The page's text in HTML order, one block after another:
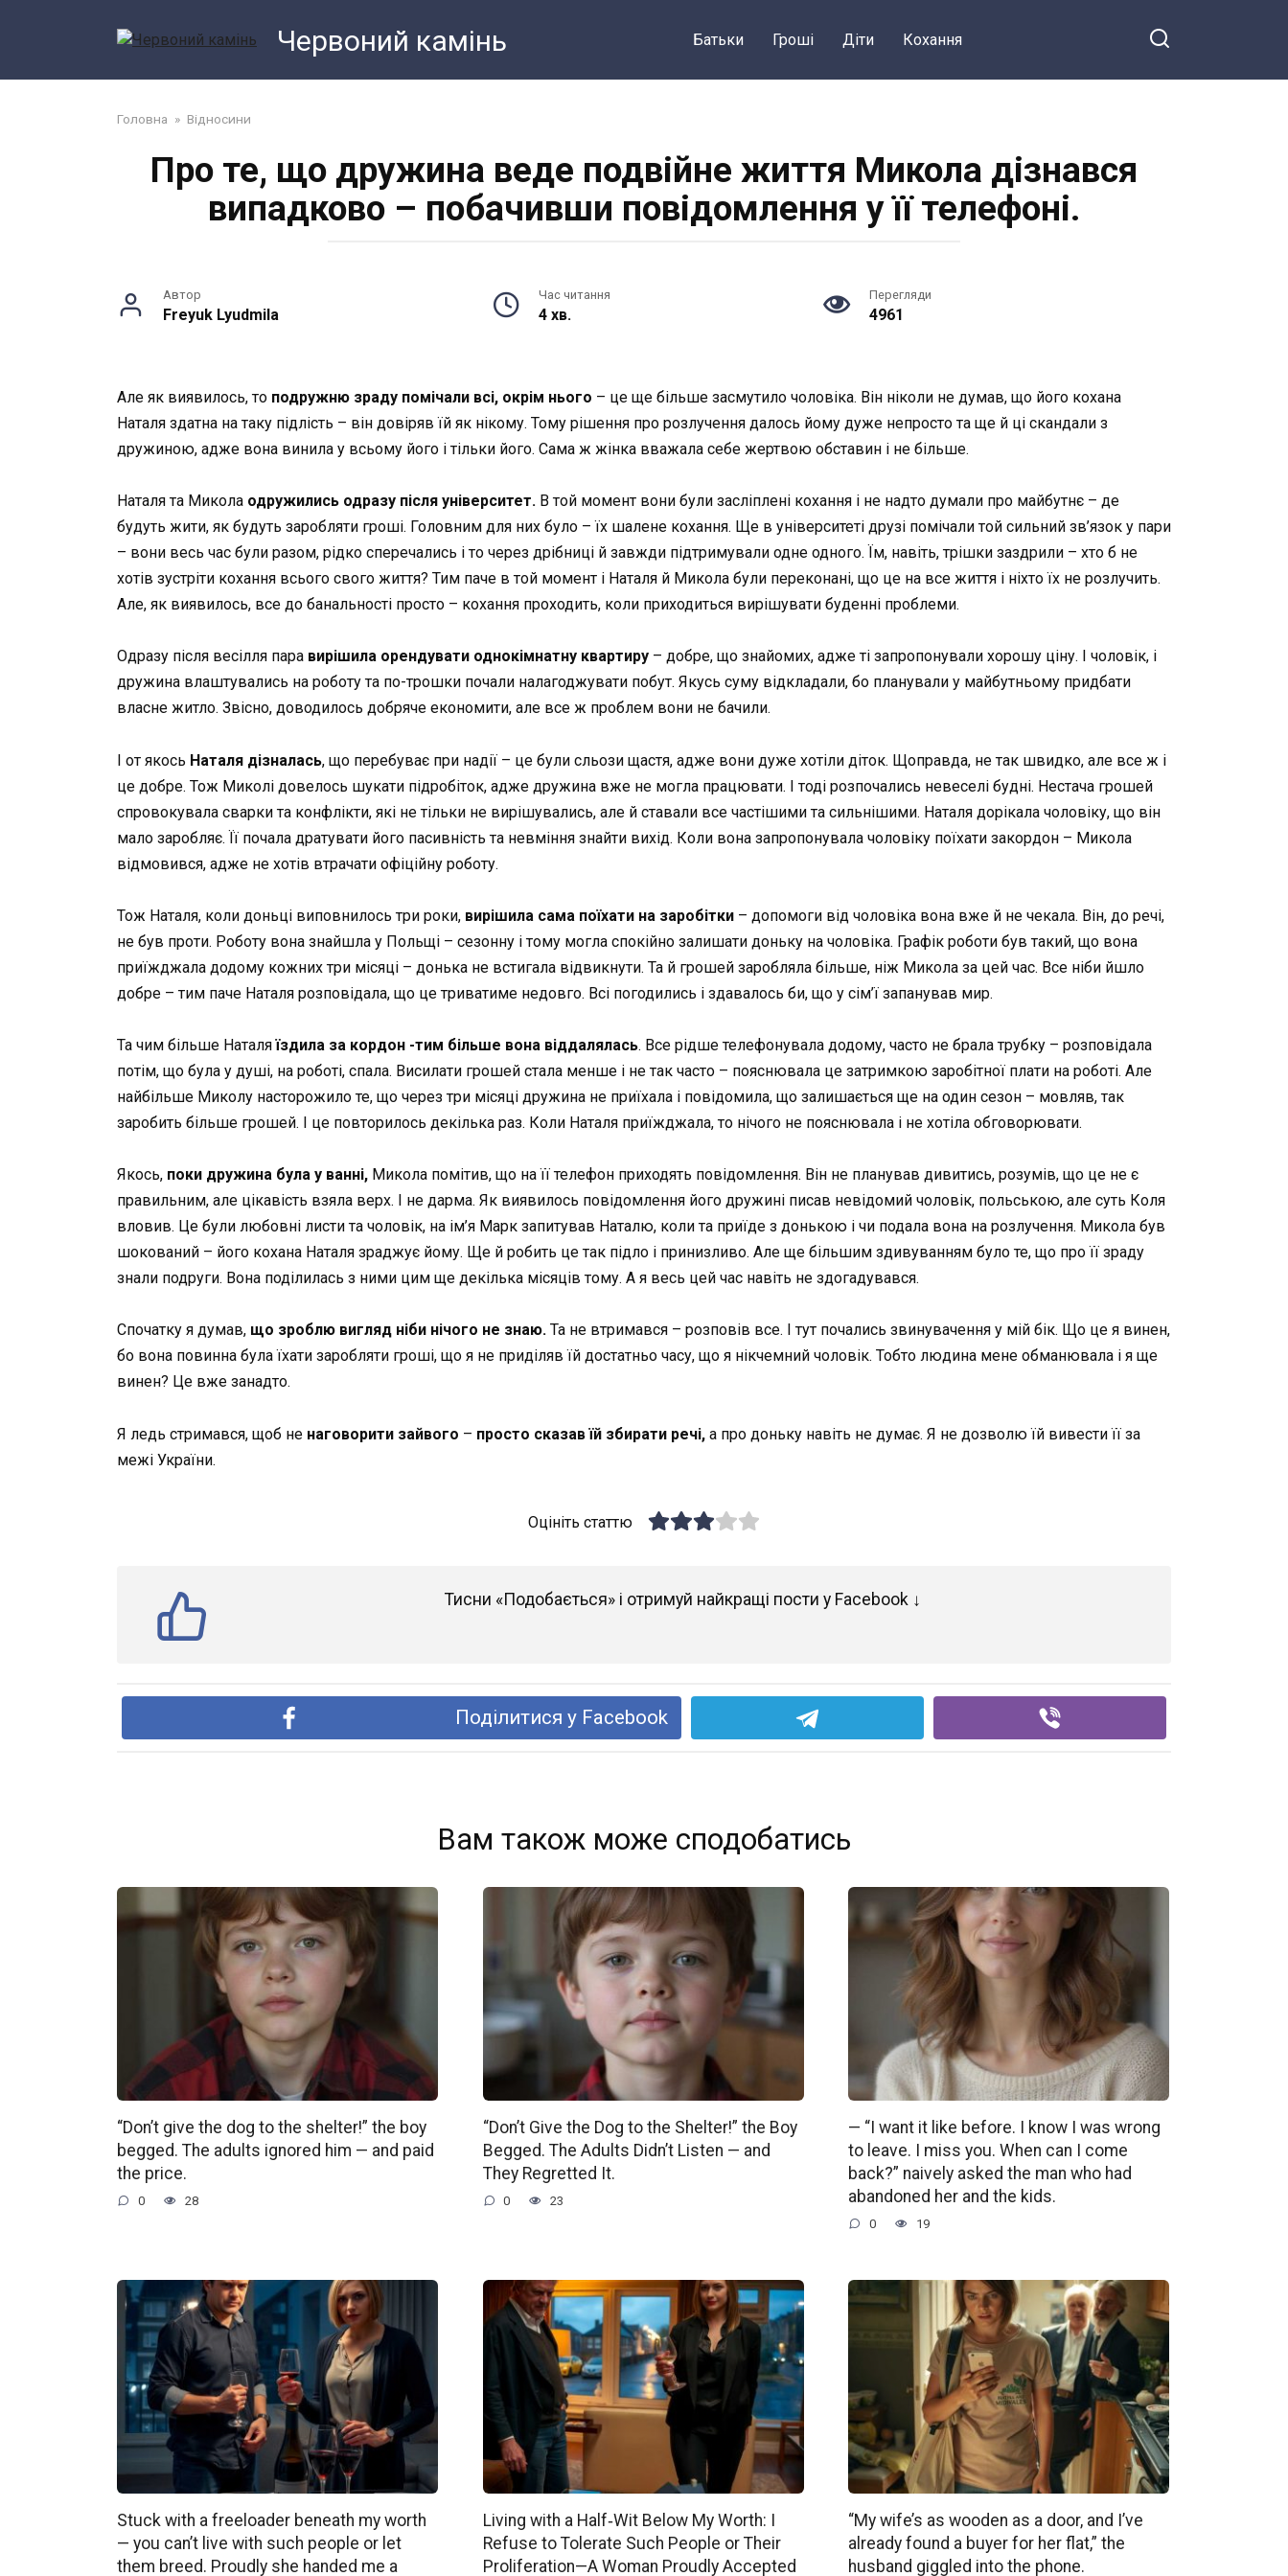
Червоний камiнь Батьки Грошi Діти Кохання
Головна » Відносини
Про те, що дружина веде подвійне життя Микола дізнався
випадково – побачивши повідомлення у її телефоні.
Автор
Freyuk Lyudmila
Час читання
4 хв.
Перегляди
4961
Але як виявилось, то подружню зраду помічали всі, окрім нього – це ще більше засмутило чоловіка. Він ніколи не думав, що його кохана
Наталя здатна на таку підлість – він довіряв їй як нікому. Тому рішення про розлучення далось йому дуже непросто та ще й ці скандали з
дружиною, адже вона винила у всьому його і тільки його. Сама ж жінка вважала себе жертвою обставин і не більше.
Наталя та Микола одружились одразу після університет. В той момент вони були засліплені кохання і не надто думали про майбутнє – де
будуть жити, як будуть заробляти гроші. Головним для них було – їх шалене кохання. Ще в університеті друзі помічали той сильний зв’язок у пари
– вони весь час були разом, рідко сперечались і то через дрібниці й завжди підтримували одне одного. Їм, навіть, трішки заздрили – хто б не
хотів зустріти кохання всього свого життя? Тим паче в той момент і Наталя й Микола були переконані, що це на все життя і ніхто їх не розлучить.
Але, як виявилось, все до банальності просто – кохання проходить, коли приходиться вирішувати буденні проблеми.
Одразу після весілля пара вирішила орендувати однокімнатну квартиру – добре, що знайомих, адже ті запропонували хорошу ціну. І чоловік, і
дружина влаштувались на роботу та по-трошки почали налагоджувати побут. Якусь суму відкладали, бо планували у майбутньому придбати
власне житло. Звісно, доводилось добряче економити, але все ж проблем вони не бачили.
І от якось Наталя дізналась, що перебуває при надії – це були сльози щастя, адже вони дуже хотіли діток. Щоправда, не так швидко, але все ж і
це добре. Тож Миколі довелось шукати підробіток, адже дружина вже не могла працювати. І тоді розпочались невеселі будні. Нестача грошей
спровокувала сварки та конфлікти, які не тільки не вирішувались, але й ставали все частішими та сильнішими. Наталя дорікала чоловіку, що він
мало заробляє. Її почала дратувати його пасивність та невміння знайти вихід. Коли вона запропонувала чоловіку поїхати закордон – Микола
відмовився, адже не хотів втрачати офіційну роботу.
Тож Наталя, коли доньці виповнилось три роки, вирішила сама поїхати на заробітки – допомоги від чоловіка вона вже й не чекала. Він, до речі,
не був проти. Роботу вона знайшла у Польщі – сезонну і тому могла спокійно залишати доньку на чоловіка. Графік роботи був такий, що вона
приїжджала додому кожних три місяці – донька не встигала відвикнути. Та й грошей заробляла більше, ніж Микола за цей час. Все ніби йшло
добре – тим паче Наталя розповідала, що це триватиме недовго. Всі погодились і здавалось би, що у сім’ї запанував мир.
Та чим більше Наталяїздила за кордон -тим більше вона віддалялась. Все рідше телефонувала додому, часто не брала трубку – розповідала
потім, що була у душі, на роботі, спала. Висилати грошей стала менше і не так часто – пояснювала це затримкою заробітної плати на роботі. Але
найбільше Миколу насторожило те, що через три місяці дружина не приїхала і повідомила, що залишається ще на один сезон – мовляв, так
заробить більше грошей. І це повторилось декілька раз. Коли Наталя приїжджала, то нічого не пояснювала і не хотіла обговорювати.
Якось, поки дружина була у ванні, Микола помітив, що на її телефон приходять повідомлення. Він не планував дивитись, розумів, що це не є
правильним, але цікавість взяла верх. І не дарма. Як виявилось повідомлення його дружині писав невідомий чоловік, польською, але суть Коля
вловив. Це були любовні листи та чоловік, на ім’я Марк запитував Наталю, коли та приїде з донькою і чи подала вона на розлучення. Микола був
шокований – його кохана Наталя зраджує йому. Ще й робить це так підло і принизливо. Але ще більшим здивуванням було те, що про її зраду
знали подруги. Вона поділилась з ними цим ще декілька місяців тому. А я весь цей час навіть не здогадувався.
Спочатку я думав, що зроблю вигляд ніби нічого не знаю. Та не втримався – розповів все. І тут почались звинувачення у мій бік. Що це я винен,
бо вона повинна була їхати заробляти гроші, що я не приділяв їй достатньо часу, що я нікчемний чоловік. Тобто людина мене обманювала і я ще
винен? Це вже занадто.
Я ледь стримався, щоб не наговорити зайвого – просто сказав їй збирати речі, а про доньку навіть не думає. Я не дозволю їй вивести її за
межі України.
Оцініть статтю
Тисни «Подобається» і отримуй найкращі пости у Facebook ↓
Поділитися у Facebook
Вам також може сподобатись
“Don’t give the dog to the shelter!” the boy
begged. The adults ignored him — and paid
the price.
0 28
“Don’t Give the Dog to the Shelter!” the Boy
Begged. The Adults Didn’t Listen — and
They Regretted It.
0 23
— “I want it like before. I know I was wrong
to leave. I miss you. When can I come
back?” naively asked the man who had
abandoned her and the kids.
0 19
Stuck with a freeloader beneath my worth
— you can’t live with such people or let
them breed. Proudly she handed me a
Living with a Half‑Wit Below My Worth: I
Refuse to Tolerate Such People or Their
Proliferation—A Woman Proudly Accepted
“My wife’s as wooden as a door, and I’ve
already found a buyer for her flat,” the
husband giggled into the phone.